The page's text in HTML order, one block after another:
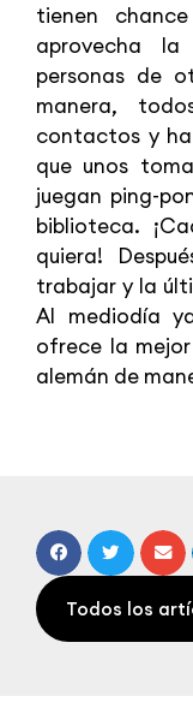
tienen
aprovecha
personas de
manera,
contactos y
que unos
juegan ping-
biblioteca.
quiera!
trabajar y la
Al mediodía
ofrece la
alemán de
Todos los